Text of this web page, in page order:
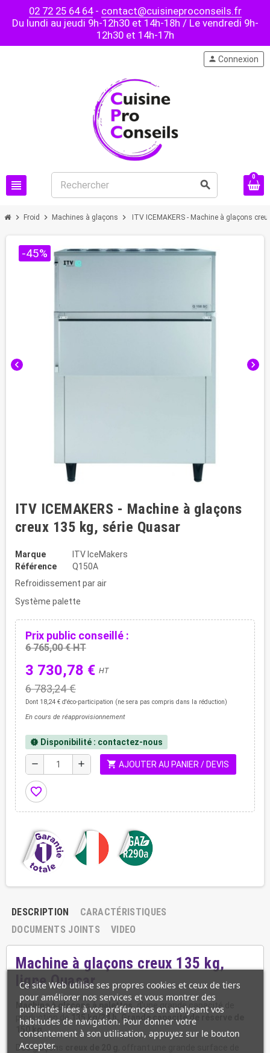
02 72 25 64 64- contact@cuisineproconseils.fr
Du lundi au jeudi 9h-12h30 et 14h-18h / Le vendredi 9h-
12h30 et 14h-17h
view_headline search
person Connexion
0
chevron_right Froid chevron_right Machines à glaçons chevron_right ITV ICEMAKERS - Machine à glaçons
chevron_left chevron_right
-45%
ITV ICEMAKERS - Machine à glaçons
creux 135 kg, série Quasar
Marque
ITV IceMakers
Référence
Q150A
Refroidissement par air
Système palette
Prix public conseillé :
6 765,00 € HT
3 730,78 € HT
6 783,24 €
Dont 18,24 € d'éco-participation (ne sera pas compris dans la réduction)
En cours de réapprovisionnement
new_releases Disponibilité : contactez-nous
remove add shopping_cart AJOUTER AU PANIER / DEVIS
favorite_border
DESCRIPTION
CARACTÉRISTIQUES
DOCUMENTS JOINTS
VIDEO
Machine à glaçons creux 135 kg,
ligne Quasar
Machine à glaçons à palettes,
d'une grande capacité de
production de
135 kg/24 h. Grande capacité de réserve de
Des glaçons
Ce site Web utilise ses propres cookies et ceux de tiers
pour améliorer nos services et vous montrer des
publicités liées à vos préférences en analysant vos
habitudes de navigation. Pour donner votre
consentement à son utilisation, appuyez sur le bouton
Accepter.